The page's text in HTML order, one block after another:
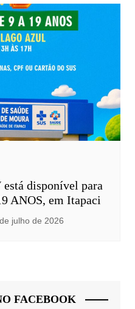
disponível para
ANOS, em Itapaci
julho de 2026
FACEBOOK